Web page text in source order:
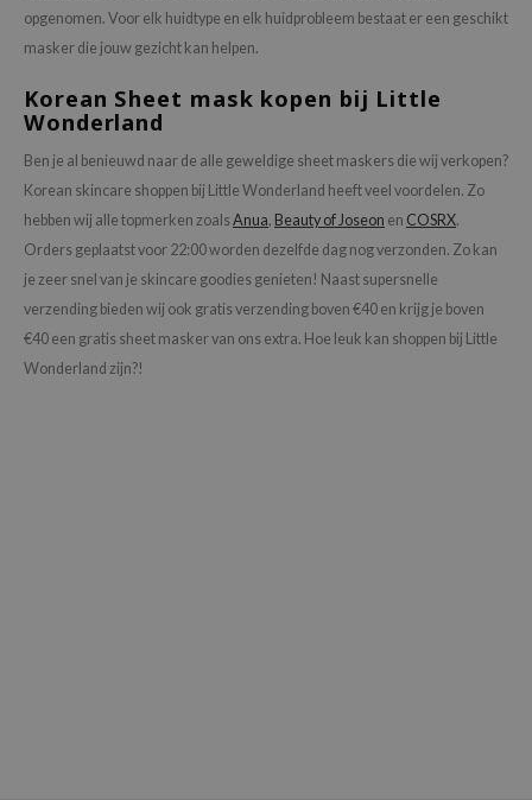
opgenomen. Voor elk huidtype en elk huidprobleem bestaat er een geschikt
masker die jouw gezicht kan helpen.
Korean Sheet mask kopen bij Little
Wonderland
Ben je al benieuwd naar de alle geweldige sheet maskers die wij verkopen?
Korean skincare shoppen bij Little Wonderland heeft veel voordelen. Zo
hebben wij alle topmerken zoalsAnua, Beauty of Joseon en COSRX.
Orders geplaatst voor 22:00 worden dezelfde dag nog verzonden. Zo kan
je zeer snel van je skincare goodies genieten! Naast supersnelle
verzending bieden wij ook gratis verzending boven €40 en krijg je boven
€40 een gratis sheet masker van ons extra. Hoe leuk kan shoppen bij Little
Wonderland zijn?!